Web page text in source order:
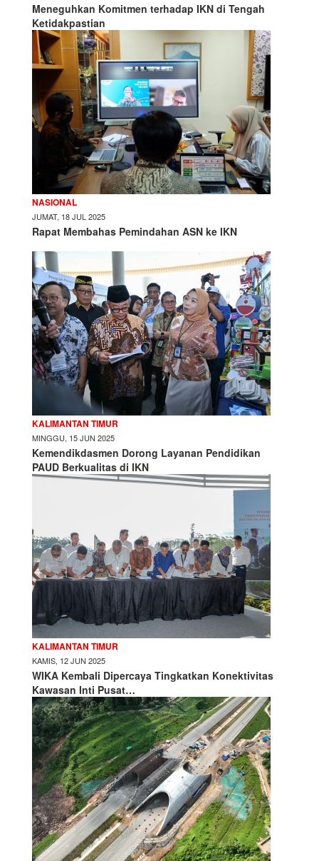
Meneguhkan Komitmen terhadap IKN di Tengah
Ketidakpastian
NASIONAL
JUMAT, 18 JUL 2025
Rapat Membahas Pemindahan ASN ke IKN
KALIMANTAN TIMUR
MINGGU, 15 JUN 2025
Kemendikdasmen Dorong Layanan Pendidikan
PAUD Berkualitas di IKN
KALIMANTAN TIMUR
KAMIS, 12 JUN 2025
WIKA Kembali Dipercaya Tingkatkan Konektivitas
Kawasan Inti Pusat…